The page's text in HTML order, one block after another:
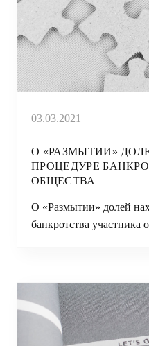
03.03.2021
О «РАЗМЫТИИ»
ПРОЦЕДУРЕ
ОБЩЕСТВА
О «Размытии» долей
банкротства участника